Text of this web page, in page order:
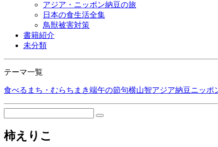
アジア・ニッポン納豆の旅
日本の食生活全集
鳥獣被害対策
書籍紹介
未分類
テーマ一覧
食べる まち・むらちまき端午の節句横山智アジア納豆ニッポ
柿えりこ